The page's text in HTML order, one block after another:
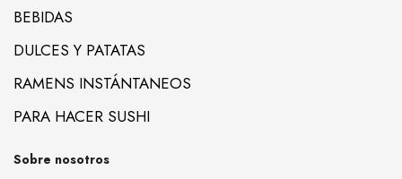
BEBIDAS
DULCES Y PATATAS
RAMENS INSTÁNTANEOS
PARA HACER SUSHI
Sobre nosotros